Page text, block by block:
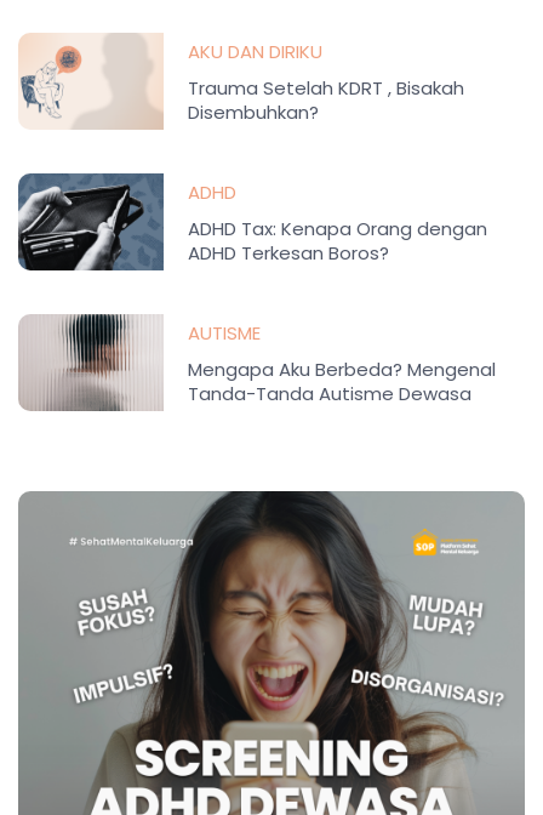
AKU DAN DIRIKU
Trauma Setelah KDRT , Bisakah
Disembuhkan?
ADHD
ADHD Tax: Kenapa Orang dengan
ADHD Terkesan Boros?
AUTISME
Mengapa Aku Berbeda? Mengenal
Tanda-Tanda Autisme Dewasa